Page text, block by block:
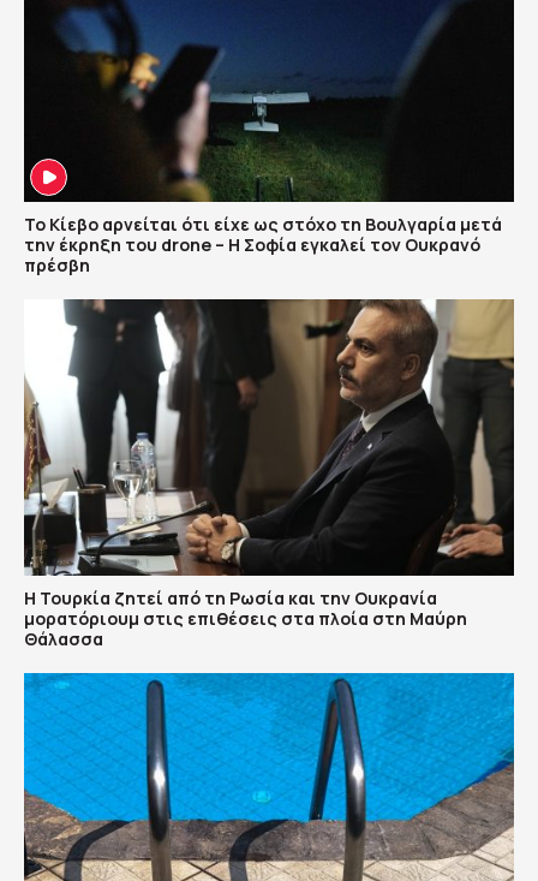
Το Κίεβο αρνείται ότι είχε ως στόχο τη Βουλγαρία μετά
την έκρηξη του drone – Η Σοφία εγκαλεί τον Ουκρανό
πρέσβη
Η Τουρκία ζητεί από τη Ρωσία και την Ουκρανία
μορατόριουμ στις επιθέσεις στα πλοία στη Μαύρη
Θάλασσα